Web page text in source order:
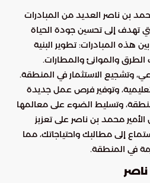
محمد بن ناصر العديد من المبادرات
تهدف إلى تحسين جودة الحياة
هذه المبادرات: تطوير البنية
الطرق والموانئ والمطارات.
وتشجيع الاستثمار في المنطقة.
وتوفير فرص عمل جديدة
وتسليط الضوء على معالمها
الأمير محمد بن ناصر على تعزيز
إلى مطالبك واحتياجاتك، مما
في المنطقة.